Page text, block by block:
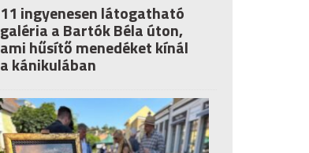
11 ingyenesen látogatható
galéria a Bartók Béla úton,
ami hűsítő menedéket kínál
a kánikulában